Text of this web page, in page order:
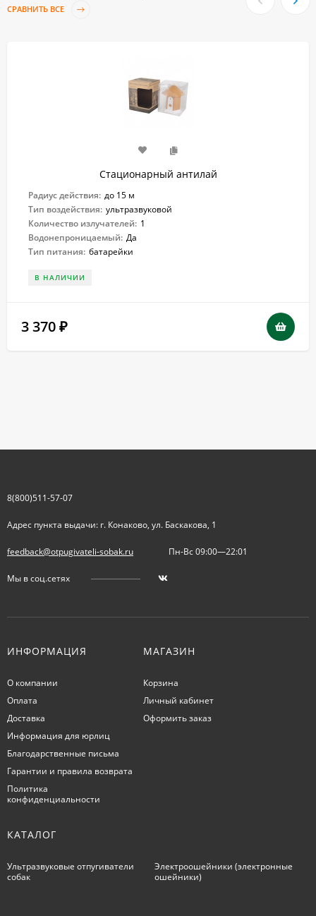
СРАВНИТЬ ВСЕ
Стационарный антилай
Радиус действия: до 15 м
Тип воздействия: ультразвуковой
Количество излучателей: 1
Водонепроницаемый: Да
Тип питания: батарейки
В НАЛИЧИИ
3 370 ₽
8(800)511-57-07
Адрес пункта выдачи: г. Конаково, ул. Баскакова, 1
feedback@otpugivateli-sobak.ru Пн-Вс 09:00—22:01
Мы в соц.сетях
ИНФОРМАЦИЯ
О компании
Оплата
Доставка
Информация для юрлиц
Благодарственные письма
Гарантии и правила возврата
Политика
конфиденциальности
МАГАЗИН
Корзина
Личный кабинет
Оформить заказ
КАТАЛОГ
Ультразвуковые отпугиватели
собак
Электроошейники (электронные
ошейники)